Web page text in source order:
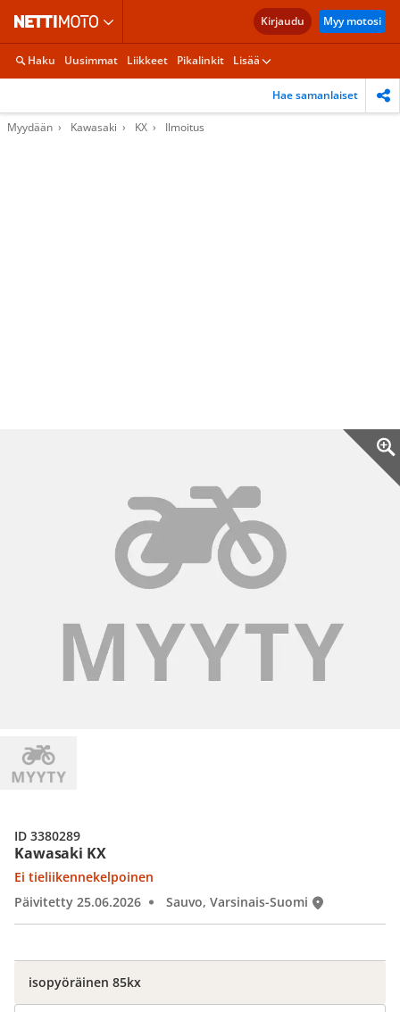
Kirjaudu Myy motosi
Haku Uusimmat Liikkeet Pikalinkit Lisää
Hae samanlaiset
Myydään Kawasaki KX Ilmoitus
Kawasaki KX
Ei tieliikennekelpoinen
Päivitetty 25.06.2026
Sauvo, Varsinais-Suomi
ID 3380289
isopyöräinen 85kx